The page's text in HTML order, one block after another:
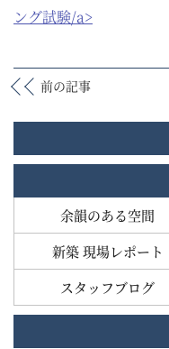
ング試験/a>
前の記事
余韻のある空間
新築 現場レポート
スタッフブログ